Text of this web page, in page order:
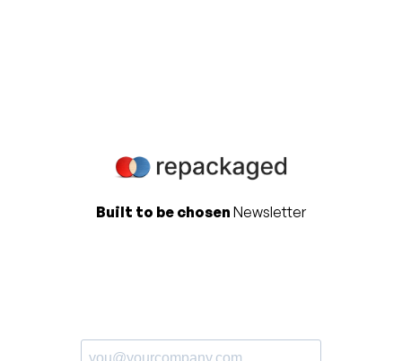
Built to be chosen Newsletter